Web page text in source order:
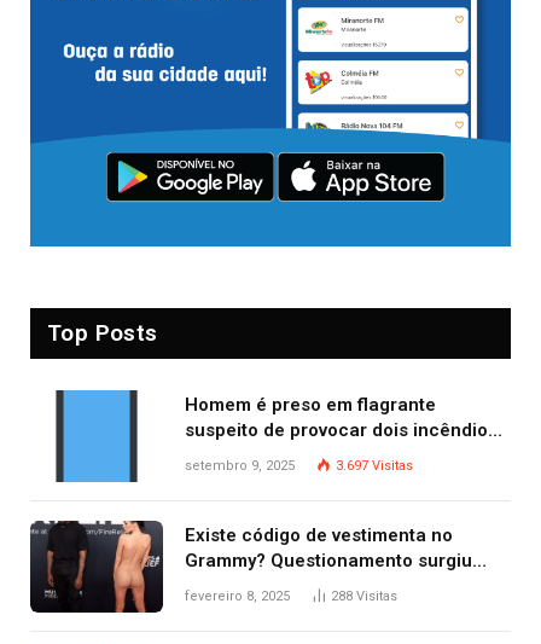
Top Posts
Homem é preso em flagrante
suspeito de provocar dois incêndios
criminosos no mesmo dia
setembro 9, 2025 3.697 Visitas
Existe código de vestimenta no
Grammy? Questionamento surgiu
após Bianca Censori, mulher de
fevereiro 8, 2025 288 Visitas